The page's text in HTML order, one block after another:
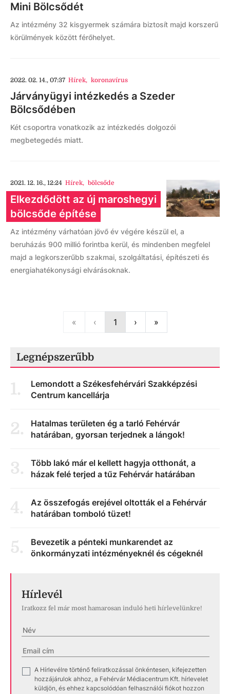
Mini Bölcsődét
Az intézmény 32 kisgyermek számára biztosít majd korszerű
körülmények között férőhelyet.
2022. 02. 14., 07:37 Hírek, koronavírus
Járványügyi intézkedés a Szeder
Bölcsődében
Két csoportra vonatkozik az intézkedés dolgozói
megbetegedés miatt.
2021. 12. 16., 12:24 Hírek, bölcsőde
Elkezdődött az új maroshegyi
bölcsőde építése
Az intézmény várhatóan jövő év végére készül el, a
beruházás 900 millió forintba kerül, és mindenben megfelel
majd a legkorszerűbb szakmai, szolgáltatási, építészeti és
energiahatékonysági elvárásoknak.
« ‹Previous
1 ›Next»Last
Legnépszerűbb
1.
Lemondott a Székesfehérvári Szakképzési
Centrum kancellárja
2.
Hatalmas területen ég a tarló Fehérvár
határában, gyorsan terjednek a lángok!
3.
Több lakó már el kellett hagyja otthonát, a
házak felé terjed a tűz Fehérvár határában
4.
Az összefogás erejével oltották el a Fehérvár
határában tomboló tüzet!
5.
Bevezetik a pénteki munkarendet az
önkormányzati intézményeknél és cégeknél
Hírlevél
Iratkozz fel már most hamarosan induló heti hírlevelünkre!
A Hírlevélre történő feliratkozással önkéntesen, kifejezetten
hozzájárulok ahhoz, a Fehérvár Médiacentrum Kft. hírlevelet
küldjön, és ehhez kapcsolódóan felhasználói fiókot hozzon